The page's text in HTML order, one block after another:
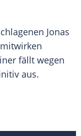
Jonas
mitwirken
fällt wegen
aus.